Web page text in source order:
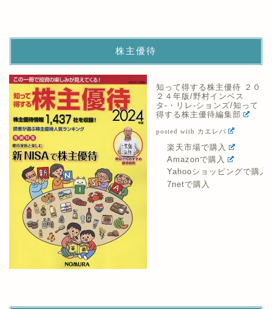
株主優待
知って得する株主優待 ２０
２４年版/野村インベス
タ-・リレ-ションズ/知って
得する株主優待編集部
posted with カエレバ
楽天市場で購入
Amazonで購入
Yahooショッピングで購入
7netで購入